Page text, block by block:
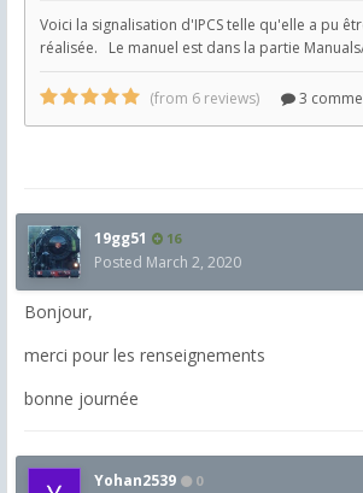
19gg51 16
Posted March 2, 2020
Bonjour,
merci pour les renseignements
bonne journée
Yohan2539 0